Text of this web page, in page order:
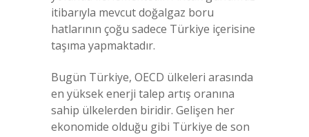
itibarıyla mevcut doğalgaz boru
hatlarının çoğu sadece Türkiye içerisine
taşıma yapmaktadır.
Bugün Türkiye, OECD ülkeleri arasında
en yüksek enerji talep artış oranına
sahip ülkelerden biridir. Gelişen her
ekonomide olduğu gibi Türkiye de son